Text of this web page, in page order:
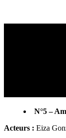
N°5 –
Acteurs : Eiza